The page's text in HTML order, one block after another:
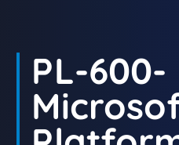
PL-600-